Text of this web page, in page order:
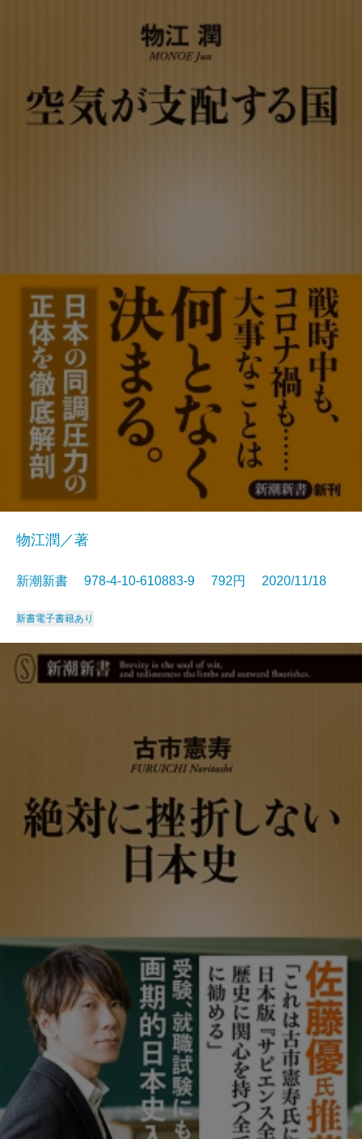
物江潤／著
新潮新書 978-4-10-610883-9 792円 2020/11/18
新書電子書籍あり